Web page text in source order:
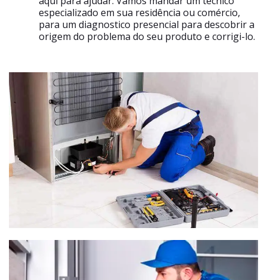
especializado em sua residência ou comércio,
para um diagnostico presencial para descobrir a
origem do problema do seu produto e corrigi-lo.